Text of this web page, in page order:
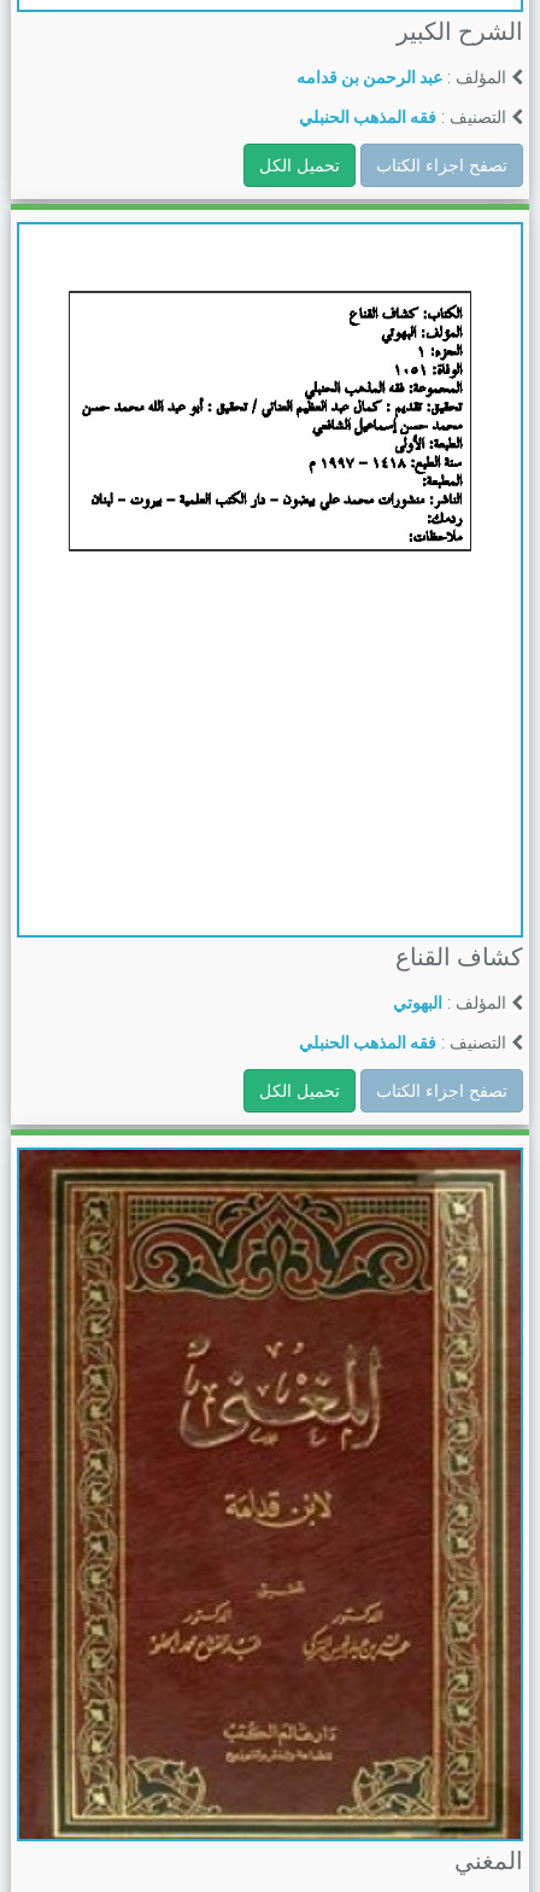
الشرح الكبير
المؤلف : عبد الرحمن بن قدامه
التصنيف : فقه المذهب الحنبلي
تصفح اجزاء الكتاب تحميل الكل
كشاف القناع
المؤلف : البهوتي
التصنيف : فقه المذهب الحنبلي
تصفح اجزاء الكتاب تحميل الكل
المغني